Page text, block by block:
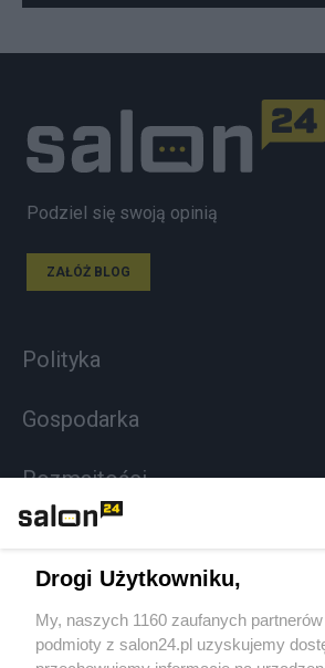
Podziel się swoją opinią
ZAŁÓŻ BLOG
Polityka
Gospodarka
Rozmaitości
Sport
Społeczeństwo
Drogi Użytkowniku,
My, naszych 1160 zaufanych
podmioty z salon24.pl uzyskujemy